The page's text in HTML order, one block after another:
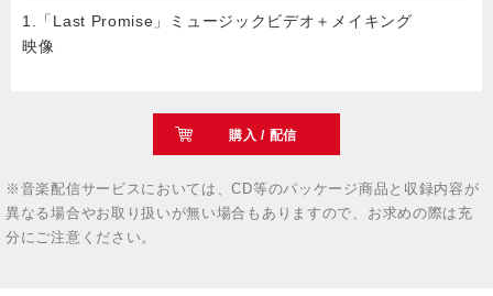
1.「Last Promise」ミュージックビデオ＋メイキング
映像
購入 / 配信
※音楽配信サービスにおいては、CD等のパッケージ商品と収録内容が
異なる場合やお取り扱いが無い場合もありますので、お求めの際は充
分にご注意ください。